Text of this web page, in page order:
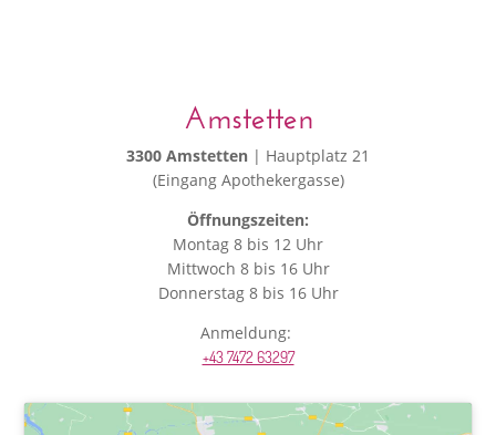
Amstetten
3300 Amstetten | Hauptplatz 21
(Eingang Apothekergasse)
Öffnungszeiten:
Montag 8 bis 12 Uhr
Mittwoch 8 bis 16 Uhr
Donnerstag 8 bis 16 Uhr
Anmeldung:
+43 7472 63297